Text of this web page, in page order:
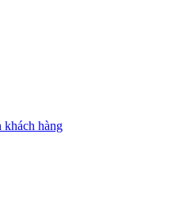
khách hàng